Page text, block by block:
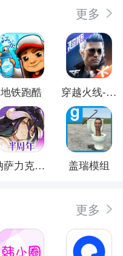
更多
地铁跑酷 穿越火线-枪战王者
纳萨力克之王 盖瑞模组
更多